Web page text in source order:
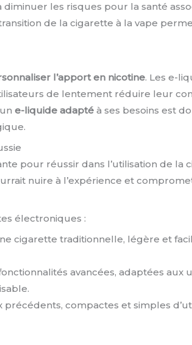
les risques pour la santé
de la cigarette à la vape
l’apport en nicotine. Les e-
de lentement réduire leur
une-liquide adapté à ses besoins est
pour réussir dans l’utilisation de
nuire à l’expérience et
électroniques :
cigarette traditionnelle, légère et
avancées, adaptées aux
compactes et simples